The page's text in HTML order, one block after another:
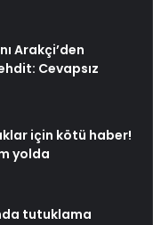
Arakçi’den
Cevapsız
için kötü haber!
yolda
tutuklama